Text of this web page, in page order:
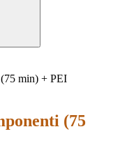
min) + PEI
(75